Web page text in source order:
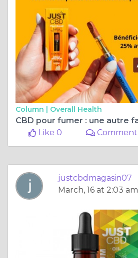
Column | Overall Health
Like 0
Comment
justcbdmagasin07
March, 16 at 2:03 am